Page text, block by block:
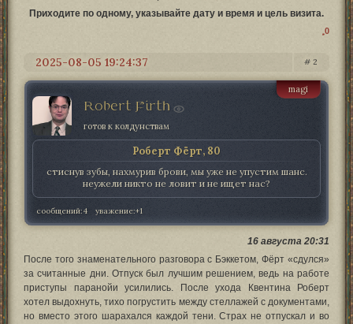
Приходите по одному, указывайте дату и время и цель визита.
0
2
2025-08-05 19:24:37
Robert Firth
magi
готов к колдунствам
Роберт Фёрт, 80
стиснув зубы, нахмурив брови, мы уже не упустим шанс.
неужели никто не ловит и не ищет нас?
сообщений:4 уважение:+1
16 августа 20:31
После того знаменательного разговора с Бэккетом, Фёрт «сдулся»
за считанные дни. Отпуск был лучшим решением, ведь на работе
приступы паранойи усилились. После ухода Квентина Роберт
хотел выдохнуть, тихо погрустить между стеллажей с документами,
но вместо этого шарахался каждой тени. Страх не отпускал и во